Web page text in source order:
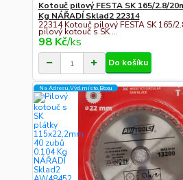
Kotouč pilový FESTA SK 165/2.8/
Kg NÁŘADÍ Sklad2 22314
22314 Kotouč pilový FESTA SK 165/
pilový kotouč s SK ...
98 Kč/ks
Do košíku
Na Adresu,Výd.místo,Boxu